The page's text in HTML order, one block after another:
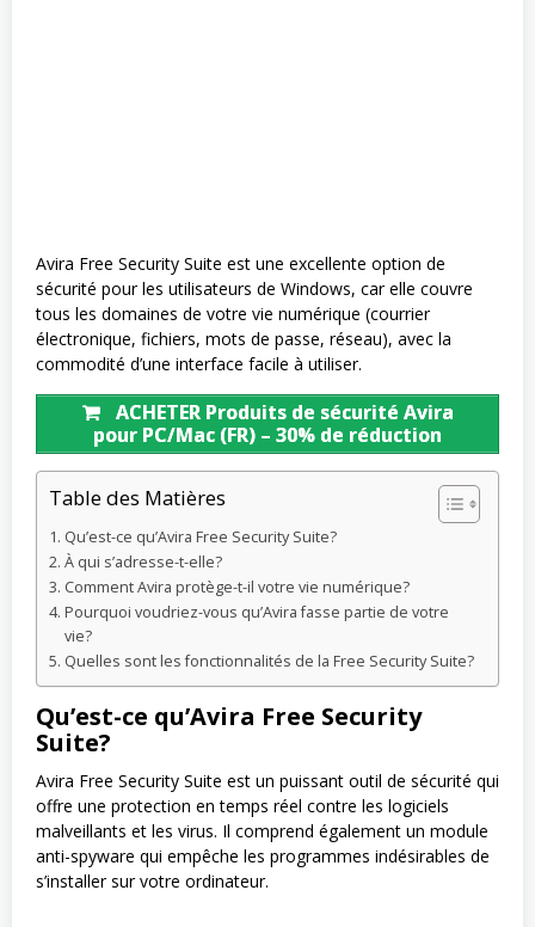
Avira Free Security Suite est une excellente option de
sécurité pour les utilisateurs de Windows, car elle couvre
tous les domaines de votre vie numérique (courrier
électronique, fichiers, mots de passe, réseau), avec la
commodité d’une interface facile à utiliser.
ACHETER Produits de sécurité Avira
pour PC/Mac (FR) – 30% de réduction
Table des Matières
Qu’est-ce qu’Avira Free Security Suite?
À qui s’adresse-t-elle?
Comment Avira protège-t-il votre vie numérique?
Pourquoi voudriez-vous qu’Avira fasse partie de votre
vie?
Quelles sont les fonctionnalités de la Free Security Suite?
Qu’est-ce qu’Avira Free Security
Suite?
Avira Free Security Suite est un puissant outil de sécurité qui
offre une protection en temps réel contre les logiciels
malveillants et les virus. Il comprend également un module
anti-spyware qui empêche les programmes indésirables de
s’installer sur votre ordinateur.